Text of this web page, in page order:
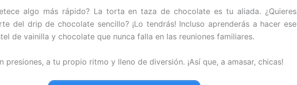
algo más rápido? La torta en taza de chocolate es tu aliada. ¿Quieres
del drip de chocolate sencillo? ¡Lo tendrás! Incluso aprenderás a hacer ese
de vainilla y chocolate que nunca falla en las reuniones familiares.
presiones, a tu propio ritmo y lleno de diversión. ¡Así que, a amasar, chicas!